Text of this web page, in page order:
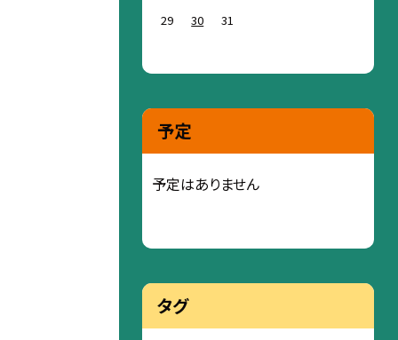
29
30 31
予定
予定はありません
タグ